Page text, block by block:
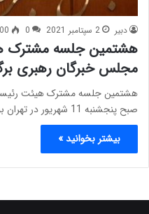
دبیر 2 سپتامبر 2021 0
هشتمین جلسه مشترک
مجلس خبرگان رهبری
هشتمین جلسه مشترک هیئت
صبح پنجشنبه 11 شهریور در تهران برگزار شد. پس از…
بیشتر بخوانید »